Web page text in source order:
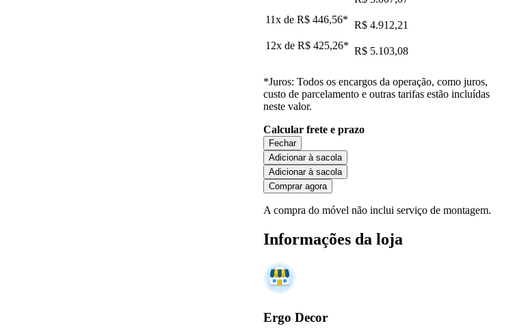
11x de R$ 446,56* R$ 4.912,21
12x de R$ 425,26* R$ 5.103,08
*Juros: Todos os encargos da operação, como juros,
custo de parcelamento e outras tarifas estão incluídas
neste valor.
Calcular frete e prazo
Fechar
Adicionar à sacola
Adicionar à sacola
Comprar agora
A compra do móvel não inclui serviço de montagem.
Informações da loja
Ergo Decor